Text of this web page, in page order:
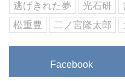
逃げきれた夢 光石研
松重豊
二ノ宮隆太郎
Facebook